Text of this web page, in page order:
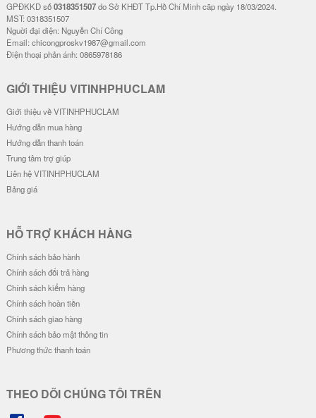
GPĐKKD số0318351507do Sở KHĐT Tp.Hồ Chí Minh cãp ngày 18/03/2024.
MST: 0318351507
Nguời đại diện: Nguyễn Chí Công
Email: chicongproskv1987@gmail.com
Điện thoại phản ánh: 0865978186
GIỚI THIỆU VITINHPHUCLAM
Giới thiệu về VITINHPHUCLAM
Hướng dẫn mua hàng
Hướng dẫn thanh toán
Trung tâm trợ giúp
Liên hệ VITINHPHUCLAM
Bảng giá
HỖ TRỢ KHÁCH HÀNG
Chính sách bảo hành
Chính sách đổi trả hàng
Chính sách kiểm hàng
Chính sách hoàn tiền
Chính sách giao hàng
Chính sách bảo mật thông tin
Phương thức thanh toán
THEO DÕI CHÚNG TÔI TRÊN